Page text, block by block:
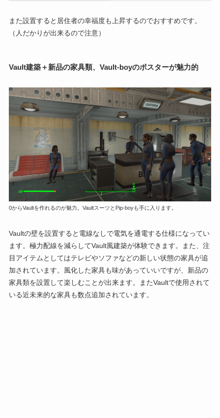
また設置すると居住者の幸福度も上昇するのでおすすめです。
（人だかりが出来るので注意）
Vault建築＋新品の家具類、Vault-boyのポスターが魅力的
0からVaultを作れるのが魅力。VaultスーツとPip-boyも手に入ります。
Vaultの壁を設置すると電線なしで電気を通電する仕様になってい
ます。極力配線を減らしてVault風建築が体験できます。また、注
目アイテムとしてはテレビやソファなどの新しい状態の家具が追
加されています。風化した家具も味があっていいですが、新品の
家具類を設置して楽しむことが出来ます。またVaultで使用されて
いる近未来的な家具も数点追加されています。